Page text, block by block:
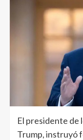
El presidente de
Trump, instruyó